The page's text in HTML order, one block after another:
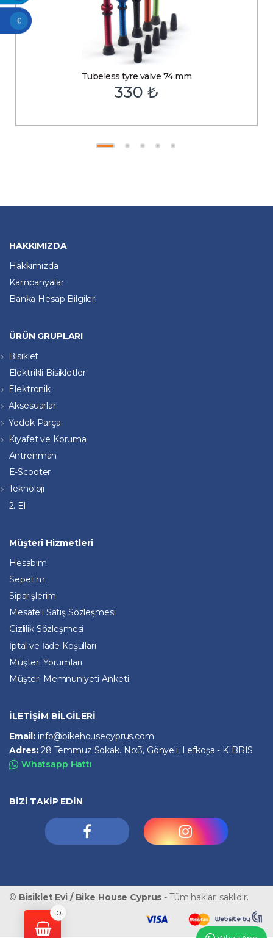
Tubeless tyre valve 74 mm
330 ₺
HAKKIMIZDA
Hakkımızda
Kampanyalar
Banka Hesap Bilgileri
ÜRÜN GRUPLARI
Bisiklet
Elektrikli Bisikletler
Elektronik
Aksesuarlar
Yedek Parça
Kıyafet ve Koruma
Antrenman
E-Scooter
Teknoloji
2. El
Müşteri Hizmetleri
Hesabım
Sepetim
Siparişlerim
Mesafeli Satış Sözleşmesi
Gizlilik Sözleşmesi
İptal ve İade Koşulları
Müşteri Yorumları
Müşteri Memnuniyeti Anketi
İLETİŞİM BİLGİLERİ
Email: info@bikehousecyprus.com
Adres:28 Temmuz Sokak. No:3, Gönyeli, Lefkoşa - KIBRIS
Whatsapp Hattı
BİZİ TAKİP EDİN
© Bisiklet Evi / Bike House Cyprus - Tüm hakları saklıdır.
€
0